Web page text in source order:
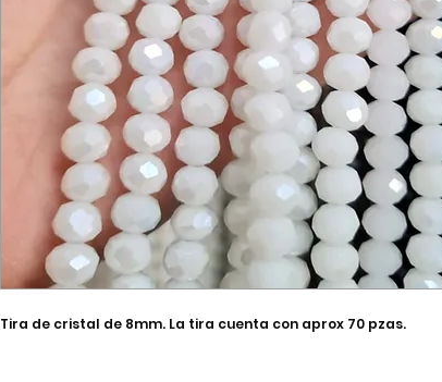
Tira de cristal de 8mm. La tira cuenta con aprox 70 pzas.